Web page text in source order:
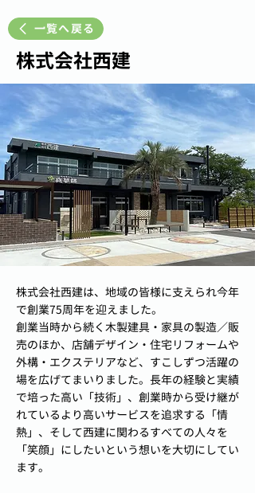
一覧へ戻る
株式会社西建
株式会社西建は、地域の皆様に支えられ今年
で創業75周年を迎えました。
創業当時から続く木製建具・家具の製造／販
売のほか、店舗デザイン・住宅リフォームや
外構・エクステリアなど、すこしずつ活躍の
場を広げてまいりました。長年の経験と実績
で培った高い「技術」、創業時から受け継が
れているより高いサービスを追求する「情
熱」、そして西建に関わるすべての人々を
「笑顔」にしたいという想いを大切にしてい
ます。